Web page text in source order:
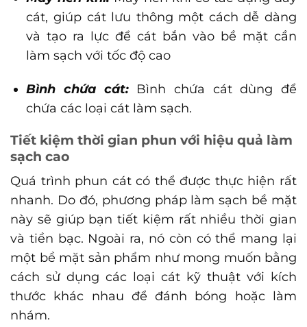
cát, giúp cát lưu thông một cách dễ dàng
và tạo ra lực để cát bắn vào bề mặt cần
làm sạch với tốc độ cao
Bình chứa cát:Bình chứa cát dùng để
chứa các loại cát làm sạch.
Tiết kiệm thời gian phun với hiệu quả làm
sạch cao
Quá trình phun cát có thể được thực hiện rất
nhanh. Do đó, phương pháp làm sạch bề mặt
này sẽ giúp bạn tiết kiệm rất nhiều thời gian
và tiền bạc. Ngoài ra, nó còn có thể mang lại
một bề mặt sản phẩm như mong muốn bằng
cách sử dụng các loại cát kỹ thuật với kích
thước khác nhau để đánh bóng hoặc làm
nhám.